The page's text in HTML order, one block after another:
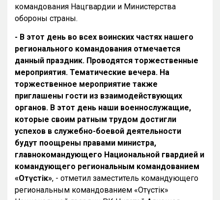
командования Нацгвардии и Министерства
обороны страны.
- В этот день во всех воинских частях нашего
регионального командования отмечается
данный праздник. Проводятся торжественные
мероприятия. Тематические вечера. На
торжественное мероприятие также
приглашены гости из взаимодействующих
органов. В этот день наши военнослужащие,
которые своим ратным трудом достигли
успехов в служебно-боевой деятельности
будут поощрены правами министра,
главнокомандующего Национальной гвардией и
командующего региональным командованием
«Оңтүстік», - отметил заместитель командующего
региональным командованием «Оңтүстік»